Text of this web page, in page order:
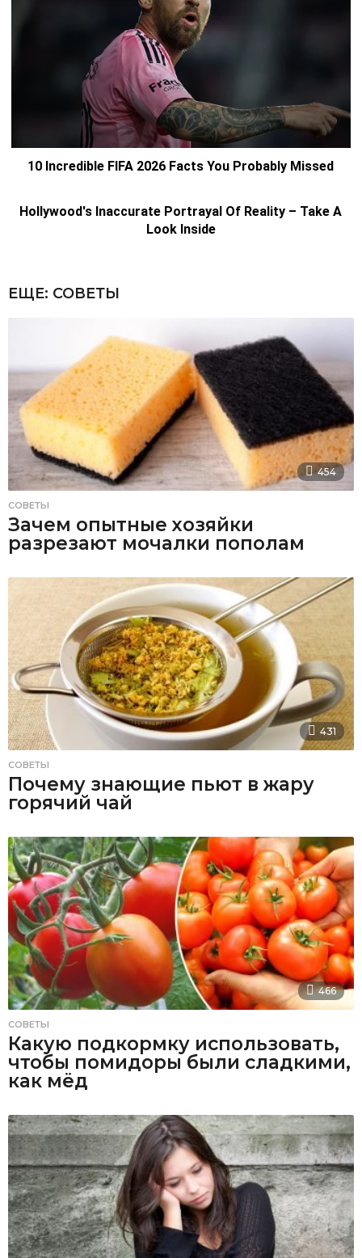
ЕЩЕ: СОВЕТЫ
454
СОВЕТЫ
Зачем опытные хозяйки
разрезают мочалки пополам
431
СОВЕТЫ
Почему знающие пьют в жару
горячий чай
466
СОВЕТЫ
Какую подкормку использовать,
чтобы помидоры были сладкими,
как мёд